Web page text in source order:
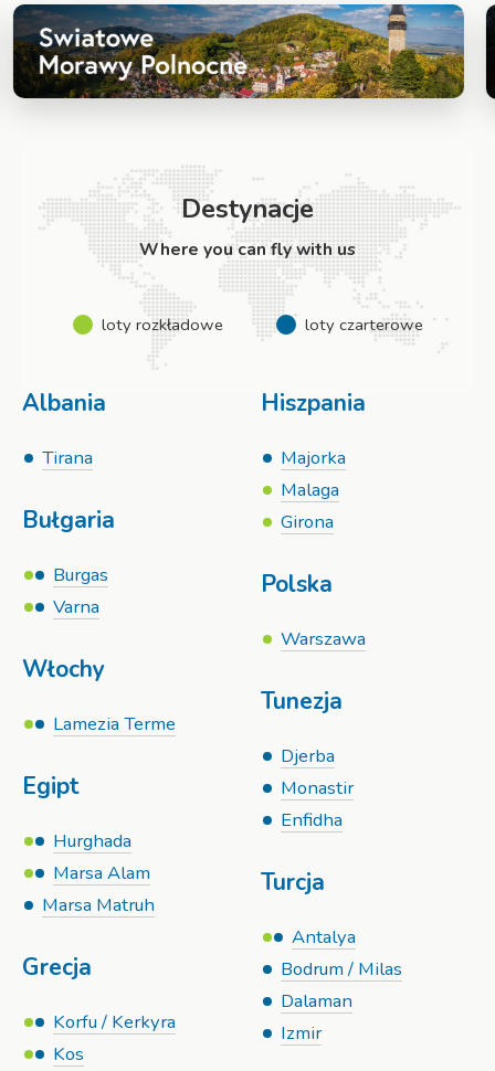
Destynacje
Where you can fly with us
loty rozkładowe loty czarterowe
Albania
Tirana
Bułgaria
Burgas
Varna
Włochy
Lamezia Terme
Egipt
Hurghada
Marsa Alam
Marsa Matruh
Grecja
Korfu / Kerkyra
Kos
Hiszpania
Majorka
Malaga
Girona
Polska
Warszawa
Tunezja
Djerba
Monastir
Enfidha
Turcja
Antalya
Bodrum / Milas
Dalaman
Izmir